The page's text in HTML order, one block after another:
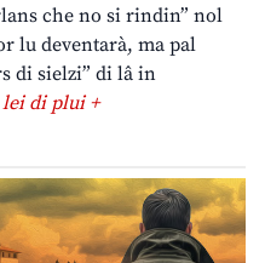
che no si rindin” nol
lu deventarà, ma pal
di sielzi” di lâ in
lei di plui +